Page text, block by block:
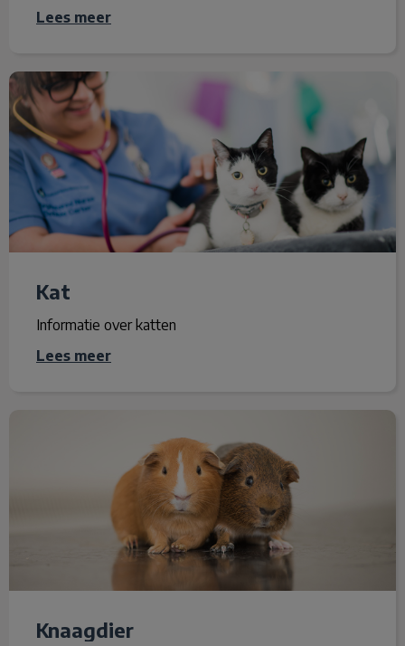
Lees meer
Kat
Kat
Informatie over katten
Lees meer
Knaagdier